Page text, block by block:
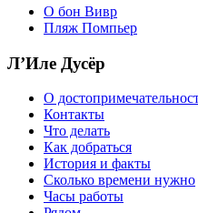
О бон Вивр
Пляж Помпьер
Л’Иле Дусёр
О
Контакты
Что делать
Как добраться
История и факты
Сколько времени нужно
Часы работы